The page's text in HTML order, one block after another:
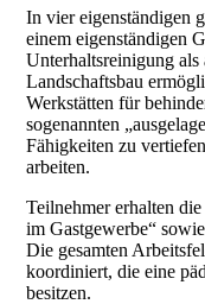
In vier eigenständigen
einem eigenständigen
Unterhaltsreinigung
Landschaftsbau
Werkstätten für
sogenannten
Fähigkeiten zu
arbeiten.
Teilnehmer erhalten
im Gastgewerbe“
Die gesamten
koordiniert, die eine
besitzen.